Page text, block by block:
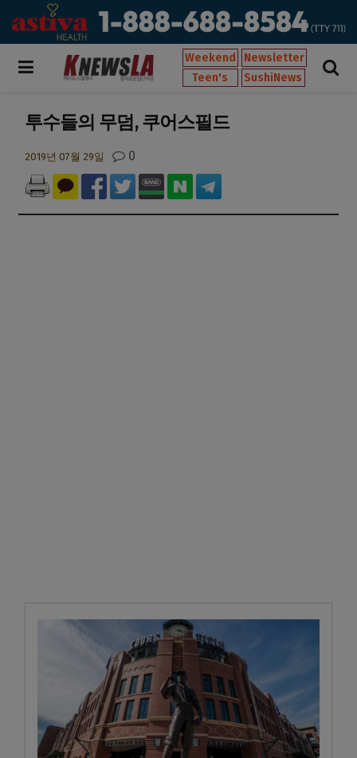
Weekend
Newsletter
Teen's
SushiNews
투수들의 무덤, 쿠어스필드
2019년 07월 29일 0